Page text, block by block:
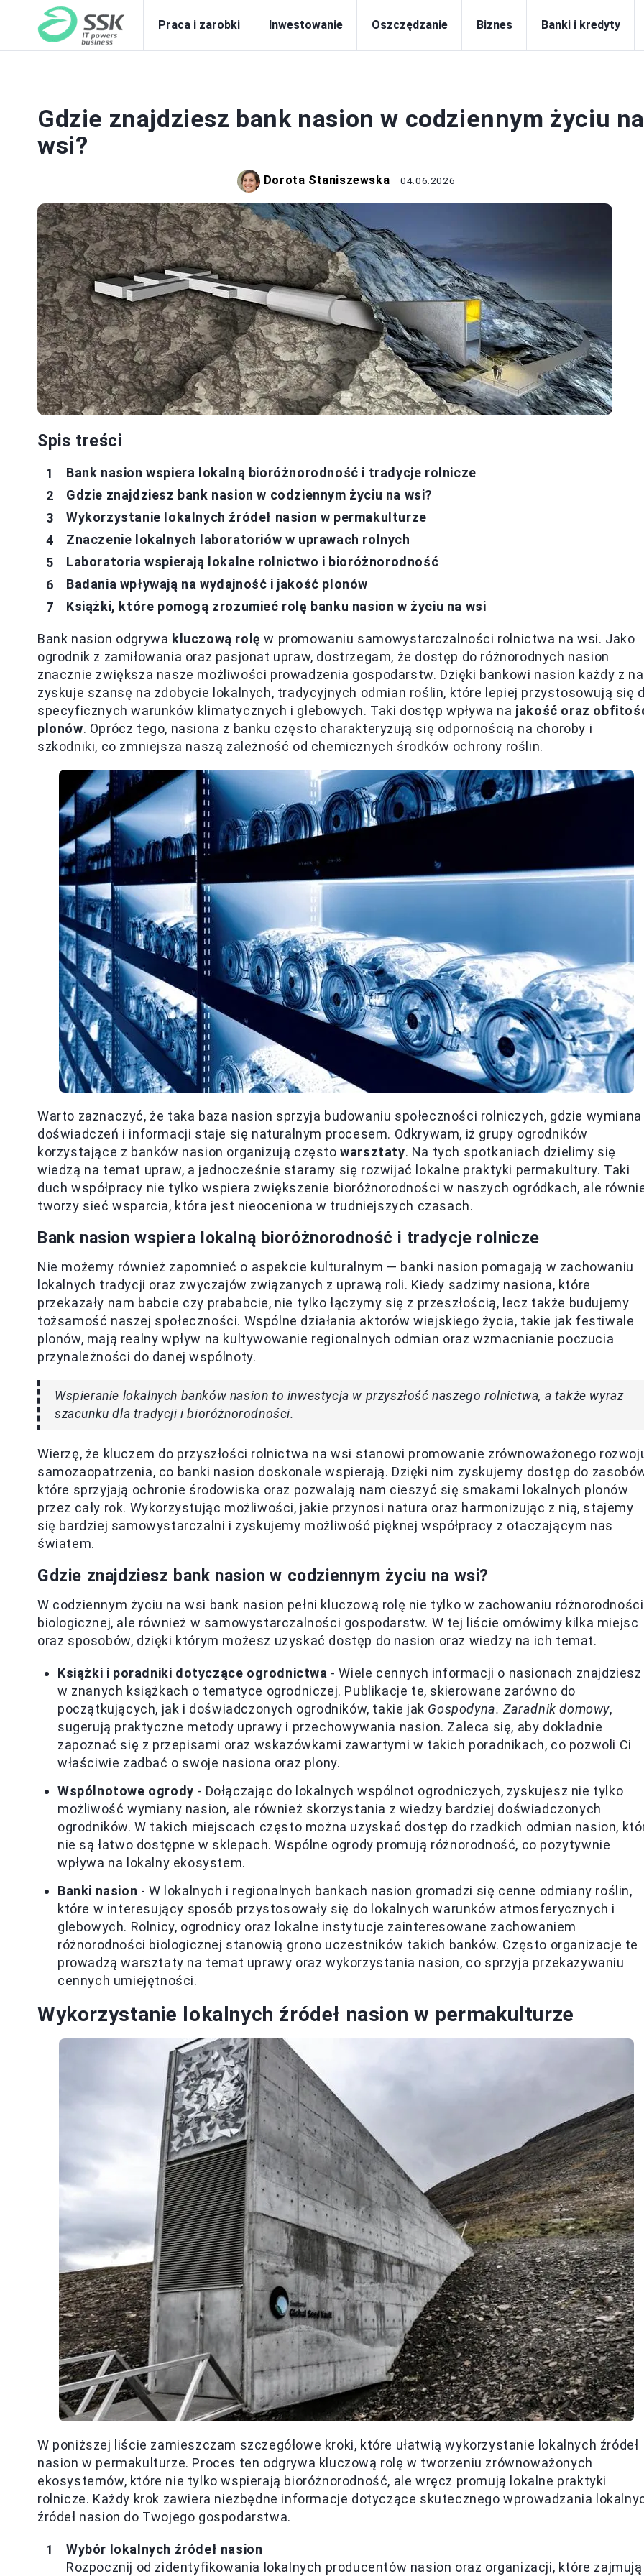
Praca i zarobki Inwestowanie Oszczędzanie Biznes Banki i kredyty
Gdzie znajdziesz bank nasion w codziennym życiu na
wsi?
Dorota Staniszewska 04.06.2026
Spis treści
Bank nasion wspiera lokalną bioróżnorodność i tradycje rolnicze
Gdzie znajdziesz bank nasion w codziennym życiu na wsi?
Wykorzystanie lokalnych źródeł nasion w permakulturze
Znaczenie lokalnych laboratoriów w uprawach rolnych
Laboratoria wspierają lokalne rolnictwo i bioróżnorodność
Badania wpływają na wydajność i jakość plonów
Książki, które pomogą zrozumieć rolę banku nasion w życiu na wsi
Bank nasion odgrywa kluczową rolę w promowaniu samowystarczalności rolnictwa na wsi. Jako
ogrodnik z zamiłowania oraz pasjonat upraw, dostrzegam, że dostęp do różnorodnych nasion
znacznie zwiększa nasze możliwości prowadzenia gospodarstw. Dzięki bankowi nasion każdy z
zyskuje szansę na zdobycie lokalnych, tradycyjnych odmian roślin, które lepiej przystosowują się
specyficznych warunków klimatycznych i glebowych. Taki dostęp wpływa na jakość oraz
plonów. Oprócz tego, nasiona z banku często charakteryzują się odpornością na choroby i
szkodniki, co zmniejsza naszą zależność od chemicznych środków ochrony roślin.
Warto zaznaczyć, że taka baza nasion sprzyja budowaniu społeczności rolniczych, gdzie wymiana
doświadczeń i informacji staje się naturalnym procesem. Odkrywam, iż grupy ogrodników
korzystające z banków nasion organizują częstowarsztaty. Na tych spotkaniach dzielimy się
wiedzą na temat upraw, a jednocześnie staramy się rozwijać lokalne praktyki permakultury. Taki
duch współpracy nie tylko wspiera zwiększenie bioróżnorodności w naszych ogródkach, ale
tworzy sieć wsparcia, która jest nieoceniona w trudniejszych czasach.
Bank nasion wspiera lokalną bioróżnorodność i tradycje rolnicze
Nie możemy również zapomnieć o aspekcie kulturalnym — banki nasion pomagają w zachowaniu
lokalnych tradycji oraz zwyczajów związanych z uprawą roli. Kiedy sadzimy nasiona, które
przekazały nam babcie czy prababcie, nie tylko łączymy się z przeszłością, lecz także budujemy
tożsamość naszej społeczności. Wspólne działania aktorów wiejskiego życia, takie jak festiwale
plonów, mają realny wpływ na kultywowanie regionalnych odmian oraz wzmacnianie poczucia
przynależności do danej wspólnoty.
Wspieranie lokalnych banków nasion to inwestycja w przyszłość naszego rolnictwa, a także wyraz
szacunku dla tradycji i bioróżnorodności.
Wierzę, że kluczem do przyszłości rolnictwa na wsi stanowi promowanie zrównoważonego
samozaopatrzenia, co banki nasion doskonale wspierają. Dzięki nim zyskujemy dostęp do
które sprzyjają ochronie środowiska oraz pozwalają nam cieszyć się smakami lokalnych plonów
przez cały rok. Wykorzystując możliwości, jakie przynosi natura oraz harmonizując z nią, stajemy
się bardziej samowystarczalni i zyskujemy możliwość pięknej współpracy z otaczającym nas
światem.
Gdzie znajdziesz bank nasion w codziennym życiu na wsi?
W codziennym życiu na wsi bank nasion pełni kluczową rolę nie tylko w zachowaniu różnorodności
biologicznej, ale również w samowystarczalności gospodarstw. W tej liście omówimy kilka miejsc
oraz sposobów, dzięki którym możesz uzyskać dostęp do nasion oraz wiedzy na ich temat.
Książki i poradniki dotyczące ogrodnictwa - Wiele cennych informacji o nasionach znajdziesz
w znanych książkach o tematyce ogrodniczej. Publikacje te, skierowane zarówno do
początkujących, jak i doświadczonych ogrodników, takie jak Gospodyna. Zaradnik domowy,
sugerują praktyczne metody uprawy i przechowywania nasion. Zaleca się, aby dokładnie
zapoznać się z przepisami oraz wskazówkami zawartymi w takich poradnikach, co pozwoli Ci
właściwie zadbać o swoje nasiona oraz plony.
Wspólnotowe ogrody - Dołączając do lokalnych wspólnot ogrodniczych, zyskujesz nie tylko
możliwość wymiany nasion, ale również skorzystania z wiedzy bardziej doświadczonych
ogrodników. W takich miejscach często można uzyskać dostęp do rzadkich odmian nasion,
nie są łatwo dostępne w sklepach. Wspólne ogrody promują różnorodność, co pozytywnie
wpływa na lokalny ekosystem.
Banki nasion - W lokalnych i regionalnych bankach nasion gromadzi się cenne odmiany roślin,
które w interesujący sposób przystosowały się do lokalnych warunków atmosferycznych i
glebowych. Rolnicy, ogrodnicy oraz lokalne instytucje zainteresowane zachowaniem
różnorodności biologicznej stanowią grono uczestników takich banków. Często organizacje te
prowadzą warsztaty na temat uprawy oraz wykorzystania nasion, co sprzyja przekazywaniu
cennych umiejętności.
Wykorzystanie lokalnych źródeł nasion w permakulturze
W poniższej liście zamieszczam szczegółowe kroki, które ułatwią wykorzystanie lokalnych źródeł
nasion w permakulturze. Proces ten odgrywa kluczową rolę w tworzeniu zrównoważonych
ekosystemów, które nie tylko wspierają bioróżnorodność, ale wręcz promują lokalne praktyki
rolnicze. Każdy krok zawiera niezbędne informacje dotyczące skutecznego wprowadzania
źródeł nasion do Twojego gospodarstwa.
Wybór lokalnych źródeł nasion
Rozpocznij od zidentyfikowania lokalnych producentów nasion oraz organizacji, które zajmują